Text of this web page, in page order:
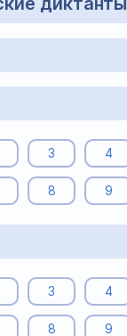
3 4
8 9
3 4
8 9